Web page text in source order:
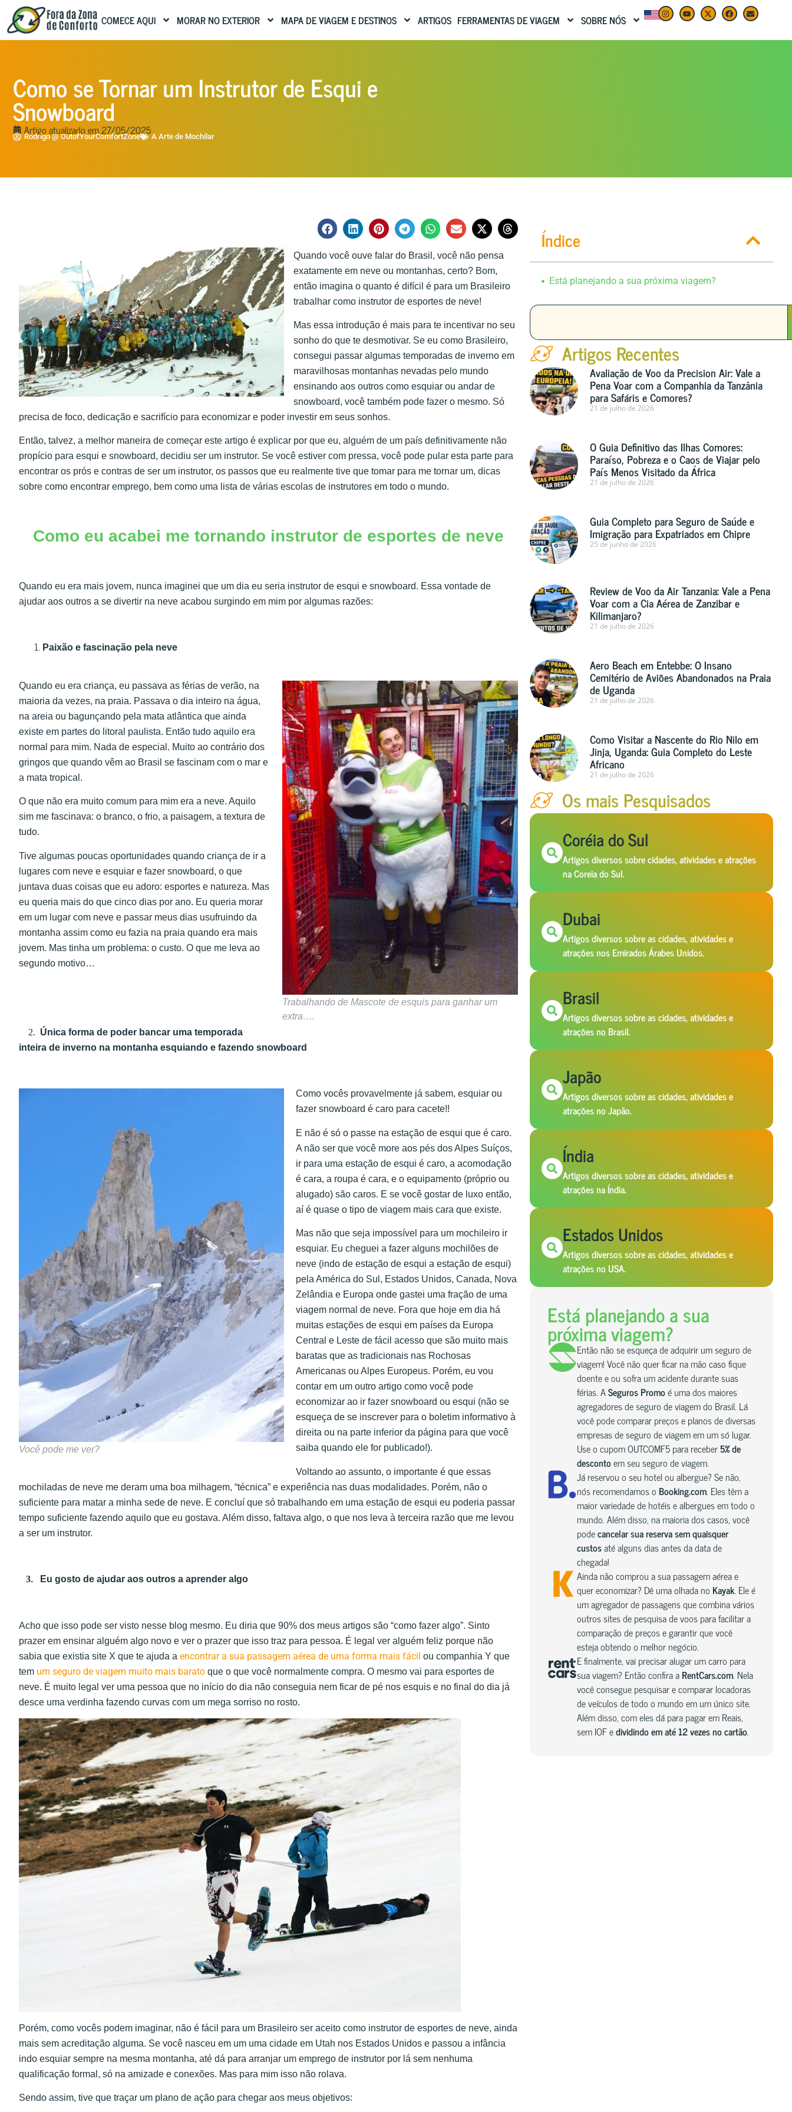
COMECE AQUI MORAR NO EXTERIOR MAPA DE VIAGEM E DESTINOS ARTIGOS FERRAMENTAS DE VIAGEM SOBRE NÓS
Como se Tornar um Instrutor de Esqui e
Snowboard
Artigo atualizado em27/05/2025
Rodrigo @ OutofYourComfortZone A Arte de Mochilar
Quando você ouve falar do Brasil, você não pensa
exatamente em neve ou montanhas, certo? Bom,
então imagina o quanto é difícil é para um Brasileiro
trabalhar como instrutor de esportes de neve!
Mas essa introdução é mais para te incentivar no seu
sonho do que te desmotivar. Se eu como Brasileiro,
consegui passar algumas temporadas de inverno em
maravilhosas montanhas nevadas pelo mundo
ensinando aos outros como esquiar ou andar de
snowboard, você também pode fazer o mesmo. Só
precisa de foco, dedicação e sacrifício para economizar e poder investir em seus sonhos.
Então, talvez, a melhor maneira de começar este artigo é explicar por que eu, alguém de um país definitivamente não
propício para esqui e snowboard, decidiu ser um instrutor. Se você estiver com pressa, você pode pular esta parte para
encontrar os prós e contras de ser um instrutor, os passos que eu realmente tive que tomar para me tornar um, dicas
sobre como encontrar emprego, bem como uma lista de várias escolas de instrutores em todo o mundo.
Como eu acabei me tornando instrutor de esportes de neve
Quando eu era mais jovem, nunca imaginei que um dia eu seria instrutor de esqui e snowboard. Essa vontade de
ajudar aos outros a se divertir na neve acabou surgindo em mim por algumas razões:
Paixão e fascinação pela neve
Trabalhando de Mascote de esquis para ganhar um
extra….
Quando eu era criança, eu passava as férias de verão, na
maioria da vezes, na praia. Passava o dia inteiro na água,
na areia ou bagunçando pela mata atlântica que ainda
existe em partes do litoral paulista. Então tudo aquilo era
normal para mim. Nada de especial. Muito ao contrário dos
gringos que quando vêm ao Brasil se fascinam com o mar e
a mata tropical.
O que não era muito comum para mim era a neve. Aquilo
sim me fascinava: o branco, o frio, a paisagem, a textura de
tudo.
Tive algumas poucas oportunidades quando criança de ir a
lugares com neve e esquiar e fazer snowboard, o que
juntava duas coisas que eu adoro: esportes e natureza. Mas
eu queria mais do que cinco dias por ano. Eu queria morar
em um lugar com neve e passar meus dias usufruindo da
montanha assim como eu fazia na praia quando era mais
jovem. Mas tinha um problema: o custo. O que me leva ao
segundo motivo…
2. Única forma de poder bancar uma temporada
inteira de inverno na montanha esquiando e fazendo snowboard
Você pode me ver?
Como vocês provavelmente já sabem, esquiar ou
fazer snowboard é caro para cacete!!
E não é só o passe na estação de esqui que é caro.
A não ser que você more aos pés dos Alpes Suíços,
ir para uma estação de esqui é caro, a acomodação
é cara, a roupa é cara, e o equipamento (próprio ou
alugado) são caros. E se você gostar de luxo então,
aí é quase o tipo de viagem mais cara que existe.
Mas não que seja impossível para um mochileiro ir
esquiar. Eu cheguei a fazer alguns mochilões de
neve (indo de estação de esqui a estação de esqui)
pela América do Sul, Estados Unidos, Canada, Nova
Zelândia e Europa onde gastei uma fração de uma
viagem normal de neve. Fora que hoje em dia há
muitas estações de esqui em países da Europa
Central e Leste de fácil acesso que são muito mais
baratas que as tradicionais nas Rochosas
Americanas ou Alpes Europeus. Porém, eu vou
contar em um outro artigo como você pode
economizar ao ir fazer snowboard ou esqui (não se
esqueça de se inscrever para o boletim informativo à
direita ou na parte inferior da página para que você
saiba quando ele for publicado!).
Voltando ao assunto, o importante é que essas
mochiladas de neve me deram uma boa milhagem, “técnica” e experiência nas duas modalidades. Porém, não o
suficiente para matar a minha sede de neve. E concluí que só trabalhando em uma estação de esqui eu poderia passar
tempo suficiente fazendo aquilo que eu gostava. Além disso, faltava algo, o que nos leva à terceira razão que me levou
a ser um instrutor.
3. Eu gosto de ajudar aos outros a aprender algo
Acho que isso pode ser visto nesse blog mesmo. Eu diria que 90% dos meus artigos são “como fazer algo”. Sinto
prazer em ensinar alguém algo novo e ver o prazer que isso traz para pessoa. É legal ver alguém feliz porque não
sabia que existia site X que te ajuda a encontrar a sua passagem aérea de uma forma mais fácil ou companhia Y que
tem um seguro de viagem muito mais barato que o que você normalmente compra. O mesmo vai para esportes de
neve. É muito legal ver uma pessoa que no início do dia não conseguia nem ficar de pé nos esquis e no final do dia já
desce uma verdinha fazendo curvas com um mega sorriso no rosto.
Porém, como vocês podem imaginar, não é fácil para um Brasileiro ser aceito como instrutor de esportes de neve, ainda
mais sem acreditação alguma. Se você nasceu em um uma cidade em Utah nos Estados Unidos e passou a infância
indo esquiar sempre na mesma montanha, até dá para arranjar um emprego de instrutor por lá sem nenhuma
qualificação formal, só na amizade e conexões. Mas para mim isso não rolava.
Sendo assim, tive que traçar um plano de ação para chegar aos meus objetivos:
Índice
Está planejando a sua próxima viagem?
Artigos Recentes
Avaliação de Voo da Precision Air: Vale a
Pena Voar com a Companhia da Tanzânia
para Safáris e Comores?
21 de julho de 2026
O Guia Definitivo das Ilhas Comores:
Paraíso, Pobreza e o Caos de Viajar pelo
País Menos Visitado da África
21 de julho de 2026
Guia Completo para Seguro de Saúde e
Imigração para Expatriados em Chipre
25 de junho de 2026
Review de Voo da Air Tanzania: Vale a Pena
Voar com a Cia Aérea de Zanzibar e
Kilimanjaro?
21 de julho de 2026
Aero Beach em Entebbe: O Insano
Cemitério de Aviões Abandonados na Praia
de Uganda
21 de julho de 2026
Como Visitar a Nascente do Rio Nilo em
Jinja, Uganda: Guia Completo do Leste
Africano
21 de julho de 2026
Os mais Pesquisados
Coréia do Sul
Artigos diversos sobre cidades, atividades e atrações
na Coreia do Sul.
Dubai
Artigos diversos sobre as cidades, atividades e
atrações nos Emirados Árabes Unidos.
Brasil
Artigos diversos sobre as cidades, atividades e
atrações no Brasil.
Japão
Artigos diversos sobre as cidades, atividades e
atrações no Japão.
Índia
Artigos diversos sobre as cidades, atividades e
atrações na Índia.
Estados Unidos
Artigos diversos sobre as cidades, atividades e
atrações no USA.
Está planejando a sua
próxima viagem?
Então não se esqueça de adquirir um seguro de
viagem! Você não quer ficar na mão caso fique
doente e ou sofra um acidente durante suas
férias. ASeguros Promoé uma dos maiores
agregadores de seguro de viagem do Brasil. Lá
você pode comparar preços e planos de diversas
empresas de seguro de viagem em um só lugar.
Use o cupom OUTCOMF5 para receber5% de
descontoem seu seguro de viagem.
Já reservou o seu hotel ou albergue? Se não,
nós recomendamos o Booking.com. Eles têm a
maior variedade de hotéis e albergues em todo o
mundo. Além disso, na maioria dos casos, você
podecancelar sua reserva sem quaisquer
custosaté alguns dias antes da data de
chegada!
Ainda não comprou a sua passagem aérea e
quer economizar? Dê uma olhada no Kayak. Ele é
um agregador de passagens que combina vários
outros sites de pesquisa de voos para facilitar a
comparação de preços e garantir que você
esteja obtendo o melhor negócio.
E finalmente, vai precisar alugar um carro para
sua viagem? Então confira aRentCars.com. Nela
você consegue pesquisar e comparar locadoras
de veículos de todo o mundo em um único site.
Além disso, com eles dá para pagar em Reais,
sem IOF edividindo em até 12 vezes no cartão.